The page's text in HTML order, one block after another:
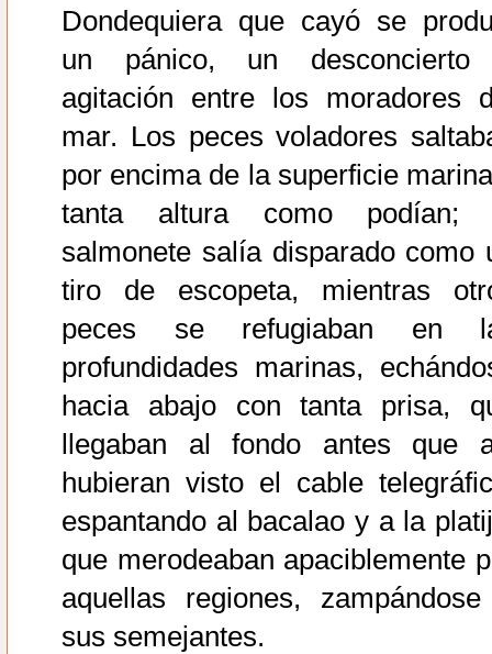
Dondequiera que cayó se
un pánico, un
agitación entre los moradores
mar. Los peces voladores
por encima de la superficie
tanta altura como podían;
salmonete salía disparado como
tiro de escopeta, mientras
peces se refugiaban en
profundidades marinas,
hacia abajo con tanta prisa,
llegaban al fondo antes que
hubieran visto el cable
espantando al bacalao y a la
que merodeaban apaciblemente
aquellas regiones,
sus semejantes.